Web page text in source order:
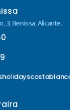
3, Benissa, Alicante.